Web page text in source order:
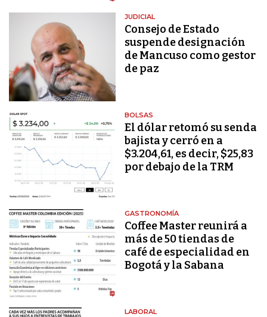
JUDICIAL
Consejo de Estado
suspende designación
de Mancuso como gestor
de paz
BOLSAS
El dólar retomó su senda
bajista y cerró en a
$3.204,61, es decir, $25,83
por debajo de la TRM
GASTRONOMÍA
Coffee Master reunirá a
más de 50 tiendas de
café de especialidad en
Bogotá y la Sabana
LABORAL